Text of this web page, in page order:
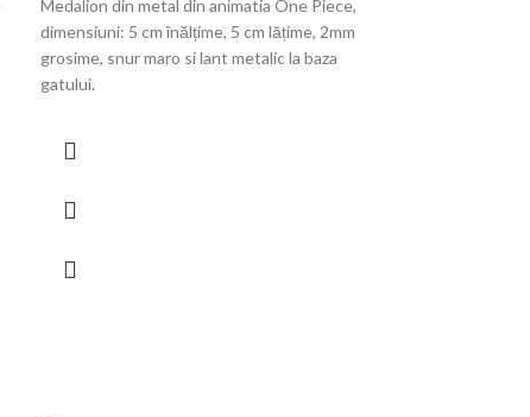
Medalion din metal din animatia One Piece,
dimensiuni: 5 cm înălțime, 5 cm lățime, 2mm
grosime, snur maro si lant metalic la baza
gatului.